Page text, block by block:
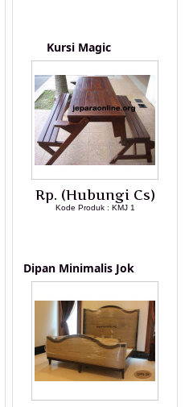
Kursi Magic
Rp. (Hubungi Cs)
Kode Produk : KMJ 1
Dipan Minimalis Jok